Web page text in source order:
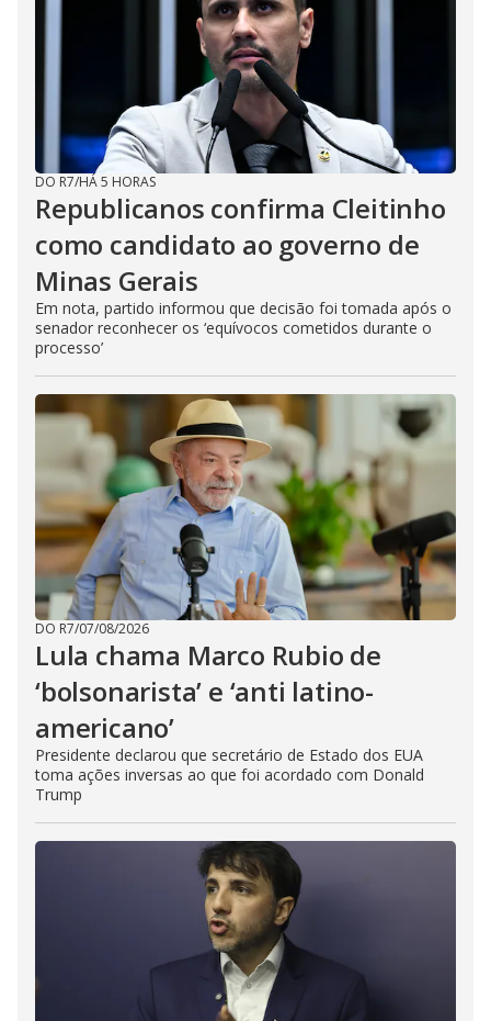
DO R7/HÁ 5 HORAS
Republicanos confirma Cleitinho
como candidato ao governo de
Minas Gerais
Em nota, partido informou que decisão foi tomada após o
senador reconhecer os ‘equívocos cometidos durante o
processo’
DO R7/07/08/2026
Lula chama Marco Rubio de
‘bolsonarista’ e ‘anti latino-
americano’
Presidente declarou que secretário de Estado dos EUA
toma ações inversas ao que foi acordado com Donald
Trump